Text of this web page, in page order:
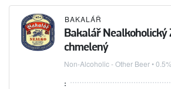
BAKALÁŘ
Bakalář Nealkoholický
chmelený
Non-Alcoholic - Other Beer•
: